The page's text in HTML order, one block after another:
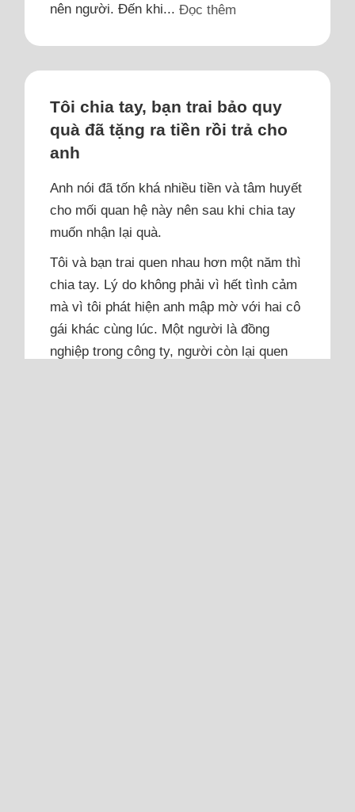
nên người. Đến khi... Đọc thêm
Tôi chia tay, bạn trai bảo quy
quà đã tặng ra tiền rồi trả cho
anh
Anh nói đã tốn khá nhiều tiền và tâm huyết
cho mối quan hệ này nên sau khi chia tay
muốn nhận lại quà.
Tôi và bạn trai quen nhau hơn một năm thì
chia tay. Lý do không phải vì hết tình cảm
mà vì tôi phát hiện anh mập mờ với hai cô
gái khác cùng lúc. Một người là đồng
nghiệp trong công ty, người còn lại quen